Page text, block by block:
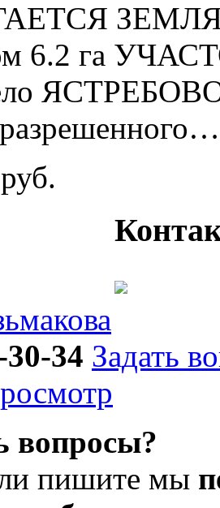
ЗЕМЛЯ
6.2 га
руб.
34 Задать
вопросы?
пишите мы